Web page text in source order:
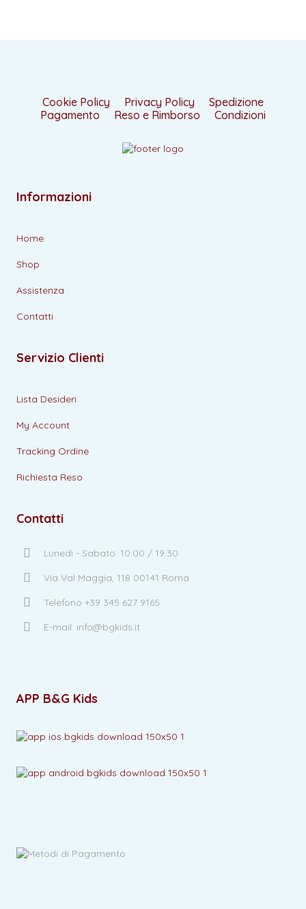
Cookie Policy Privacy Policy
Spedizione
Pagamento
Reso e Rimborso Condizioni
Informazioni
Home
Shop
Assistenza
Contatti
Servizio Clienti
Lista Desideri
My Account
Tracking Ordine
Richiesta Reso
Contatti
Lunedì - Sabato: 10:00 / 19:30
Via Val Maggia, 118 00141 Roma
Telefono +39 345 627 9165
E-mail: info@bgkids.it
APP B&G Kids